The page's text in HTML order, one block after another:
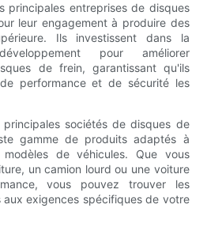
principales entreprises de disques
leur engagement à produire des
Ils investissent dans la
pour améliorer
de frein, garantissant qu'ils
performance et de sécurité les
sociétés de disques de
gamme de produits adaptés à
de véhicules. Que vous
un camion lourd ou une voiture
vous pouvez trouver les
exigences spécifiques de votre